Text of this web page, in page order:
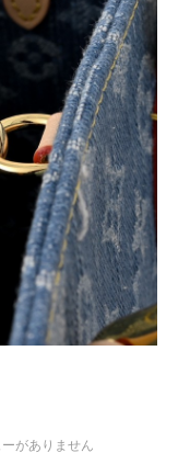
がありません